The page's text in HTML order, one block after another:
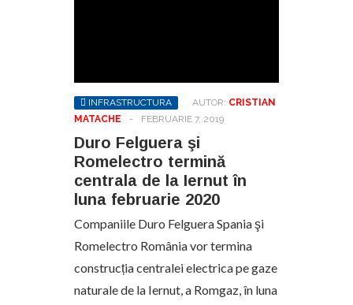
INFRASTRUCTURA AUTOR: CRISTIAN
MATACHE
- FEBRUARIE 7, 2019
Duro Felguera şi
Romelectro termină
centrala de la Iernut în
luna februarie 2020
Companiile Duro Felguera Spania şi
Romelectro România vor termina
construcția centralei electrica pe gaze
naturale de la Iernut, a Romgaz, în luna